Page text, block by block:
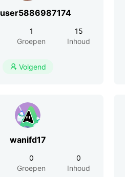
user5886987174
1
Groepen
15
Inhoud
 Volgend
wanifd17
0
Groepen
0
Inhoud